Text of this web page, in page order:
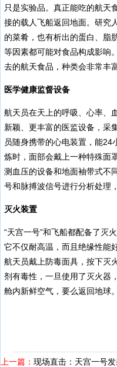
只是实验品。真正能吃的航天
接的载人飞船返回地面。研究
的菜肴，也有析出的蛋白、脂
等因素都可能对食品构成影响
去的航天食品，种类会非常丰
医学健康监督设备
航天员在天上的呼吸、心率、
新颖、更丰富的医监设备，采
员随身携带的心电装置，能24
炼时，面部会戴上一种特殊面
测血压的设备和地面袖带式不
号和脉搏波信号进行分析处理
灭火装置
“天宫一号”和飞船都配备了灭
它不仅耐高温，而且绝缘性能
航天员戴上防毒面具，按下灭
剂有毒性，一旦使用了灭火器
舱内新鲜空气，要么返回地球
上一篇： 现场直击：天宫一号